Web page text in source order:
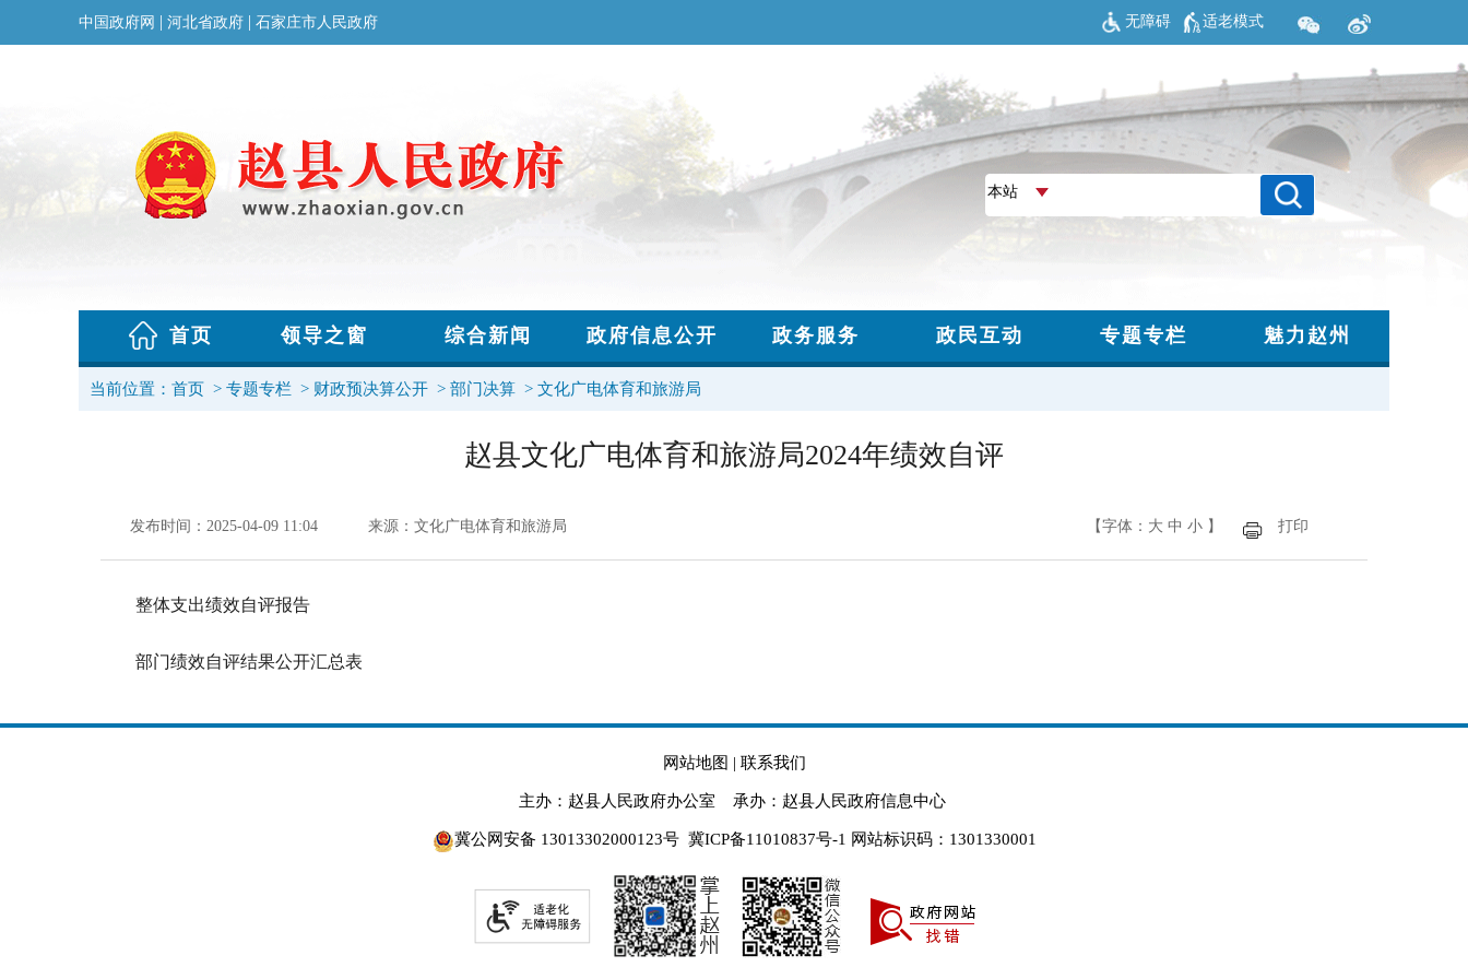
无障碍 适老模式
当前位置： 首页 > 专题专栏 > 财政预决算公开 > 部门决算 > 文化广电体育和旅游局
赵县文化广电体育和旅游局2024年绩效自评
发布时间：2025-04-09 11:04 来源：文化广电体育和旅游局 【字体： 大 中 小 】 打印
整体支出绩效自评报告
部门绩效自评结果公开汇总表